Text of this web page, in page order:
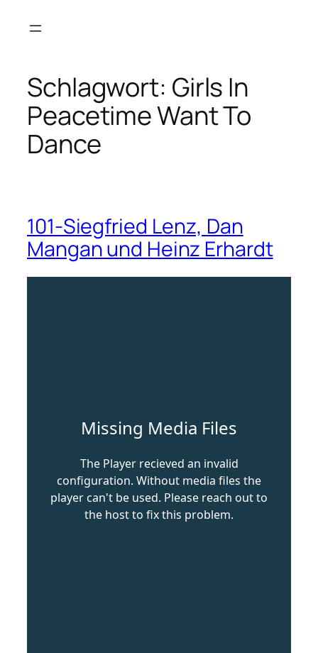
Inhalt
Schlagwort: Girls In
Peacetime Want To
Dance
101-Siegfried Lenz, Dan
Mangan und Heinz Erhardt